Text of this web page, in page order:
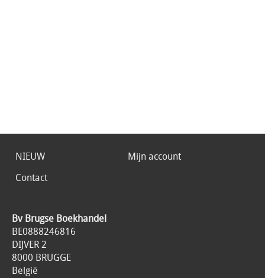
NIEUW
Mijn account
Contact
Bv Brugse Boekhandel
BE0888246816
DIJVER 2
8000 BRUGGE
België